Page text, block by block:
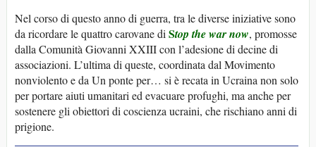
Nel corso di questo anno di guerra, tra le diverse iniziative sono
da ricordare le quattro carovane diStop thewarnow, promosse
dalla Comunità Giovanni XXIII con l’adesione di decine di
associazioni. L’ultima di queste, coordinata dal Movimento
nonviolento e da Un ponte per… si è recata in Ucraina non solo
per portare aiuti umanitari ed evacuare profughi, ma anche per
sostenere gli obiettori di coscienza ucraini, che rischiano anni di
prigione.